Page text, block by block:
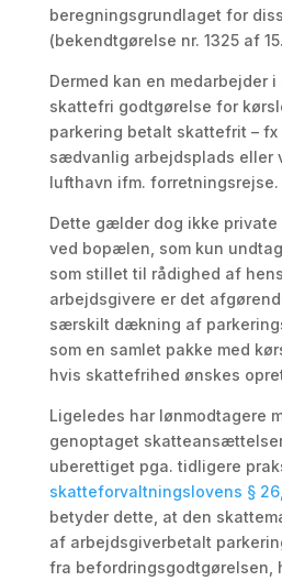
beregningsgrundlaget for
(bekendtgørelse nr. 1325 af
Dermed kan en medarbejder
skattefri godtgørelse for
parkering betalt skattefrit –
sædvanlig arbejdsplads eller
lufthavn ifm. forretningsrejse.
Dette gælder dog ikke
ved bopælen, som kun
som stillet til rådighed af
arbejdsgivere er det
særskilt dækning af
som en samlet pakke med
hvis skattefrihed ønskes
Ligeledes har lønmodtagere
genoptaget
uberettiget pga. tidligere
skatteforvaltningslovens §
betyder dette, at den
af arbejdsgiverbetalt
fra befordringsgodtgørelsen,